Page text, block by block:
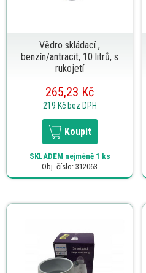
Vědro skládací ,
benzín/antracit, 10 litrů, s
rukojetí
265,23 Kč
219 Kč bez DPH
Koupit
SKLADEM nejméně 1 ks
Obj. číslo: 312063